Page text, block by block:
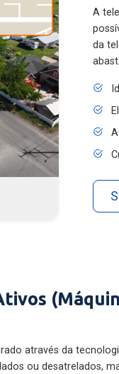
A
da
através da
ou desatrelados,